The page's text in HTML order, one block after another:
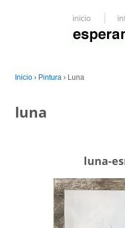
inicio
Inicio › Pintura › Luna
luna
luna-